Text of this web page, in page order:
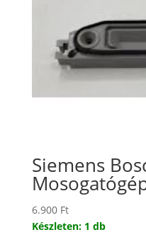
Siemens
6.900 Ft
Készleten: 1 db